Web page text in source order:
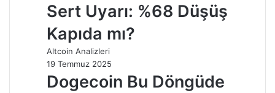
Sert Uyarı: %68 Düşüş
Kapıda mı?
Altcoin Analizleri
19 Temmuz 2025
Dogecoin Bu Döngüde